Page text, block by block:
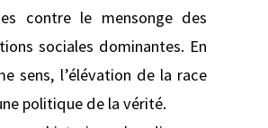
contre le mensonge des
sociales dominantes. En
sens, l’élévation de la race
politique de la vérité.